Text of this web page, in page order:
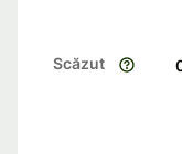
Scăzut